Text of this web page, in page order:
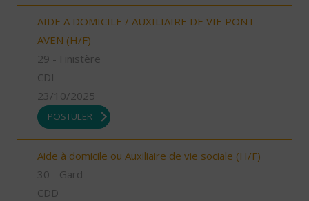
AIDE A DOMICILE / AUXILIAIRE DE VIE PONT-
AVEN (H/F)
29 - Finistère
CDI
23/10/2025
POSTULER
Aide à domicile ou Auxiliaire de vie sociale (H/F)
30 - Gard
CDD